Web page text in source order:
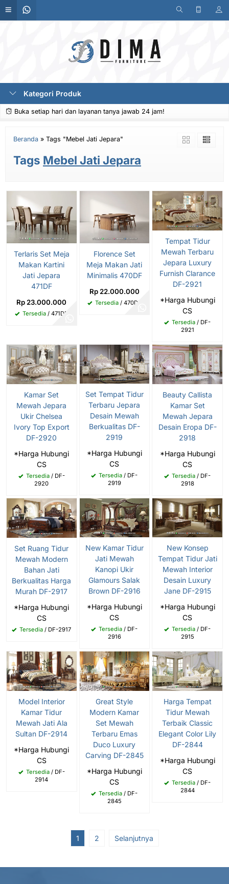
Kategori Produk
Buka setiap hari dan layanan tanya jawab 24 jam!
Beranda » Tags "Mebel Jati Jepara"
Tags Mebel Jati Jepara
Terlaris Set Meja
Makan Kartini
Jati Jepara
471DF
Rp 23.000.000
Tersedia / 471DF
Florence Set
Meja Makan Jati
Minimalis 470DF
Rp 22.000.000
Tersedia/ 470DF
Tempat Tidur
Mewah Terbaru
Jepara Luxury
Furnish Clarance
DF-2921
*Harga Hubungi
CS
Tersedia / DF-
2921
Kamar Set
Mewah Jepara
Ukir Chelsea
Ivory Top Export
DF-2920
*Harga Hubungi
CS
Tersedia/ DF-
2920
Set Tempat Tidur
Terbaru Jepara
Desain Mewah
Berkualitas DF-
2919
*Harga Hubungi
CS
Tersedia / DF-
2919
Beauty Callista
Kamar Set
Mewah Jepara
Desain Eropa DF-
2918
*Harga Hubungi
CS
Tersedia / DF-
2918
Set Ruang Tidur
Mewah Modern
Bahan Jati
Berkualitas Harga
Murah DF-2917
*Harga Hubungi
CS
Tersedia / DF-2917
New Kamar Tidur
Jati Mewah
Kanopi Ukir
Glamours Salak
Brown DF-2916
*Harga Hubungi
CS
Tersedia / DF-
2916
New Konsep
Tempat Tidur Jati
Mewah Interior
Desain Luxury
Jane DF-2915
*Harga Hubungi
CS
Tersedia / DF-
2915
Model Interior
Kamar Tidur
Mewah Jati Ala
Sultan DF-2914
*Harga Hubungi
CS
Tersedia/ DF-
2914
Great Style
Modern Kamar
Set Mewah
Terbaru Emas
Duco Luxury
Carving DF-2845
*Harga Hubungi
CS
Tersedia / DF-
2845
Harga Tempat
Tidur Mewah
Terbaik Classic
Elegant Color Lily
DF-2844
*Harga Hubungi
CS
Tersedia / DF-
2844
1 2 Selanjutnya